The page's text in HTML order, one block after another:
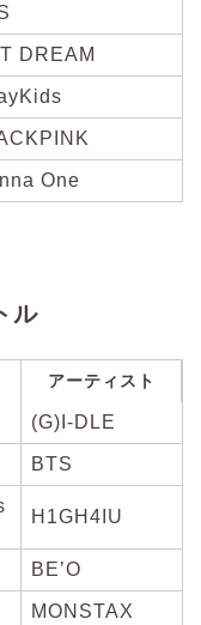
DREAM
One
ル
アーティスト
(G)I-DLE
BTS
H1GH4IU
BE’O
MONSTAX